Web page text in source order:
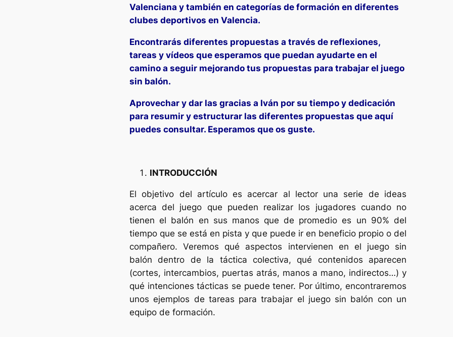
Valenciana y también en categorías de formación en diferentes
clubes deportivos en Valencia.
Encontrarás diferentes propuestas a través de reflexiones,
tareas y vídeos que esperamos que puedan ayudarte en el
camino a seguir mejorando tus propuestas para trabajar el juego
sin balón.
Aprovechar y dar las gracias a Iván por su tiempo y dedicación
para resumir y estructurar las diferentes propuestas que aquí
puedes consultar. Esperamos que os guste.
INTRODUCCIÓN
El objetivo del artículo es acercar al lector una serie de ideas
acerca del juego que pueden realizar los jugadores cuando no
tienen el balón en sus manos que de promedio es un 90% del
tiempo que se está en pista y que puede ir en beneficio propio o del
compañero. Veremos qué aspectos intervienen en el juego sin
balón dentro de la táctica colectiva, qué contenidos aparecen
(cortes, intercambios, puertas atrás, manos a mano, indirectos…) y
qué intenciones tácticas se puede tener. Por último, encontraremos
unos ejemplos de tareas para trabajar el juego sin balón con un
equipo de formación.